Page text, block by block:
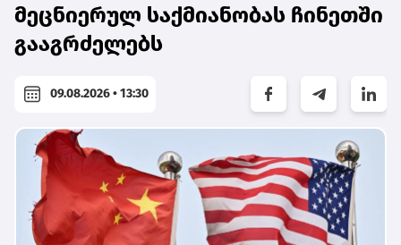
მეცნიერულ საქმიანობას ჩინეთში
გააგრძელებს
09.08.2026 • 13:30